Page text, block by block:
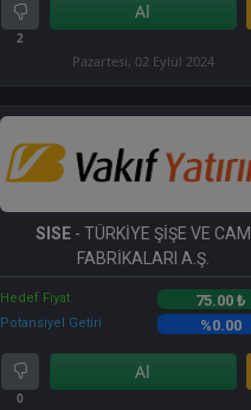
2
Al
Pazartesi, 02 Eylül 2024
SISE- TÜRKİYE ŞİŞE VE CAM
FABRİKALARI A.Ş.
Hedef Fiyat 75.00 ₺
Potansiyel Getiri %0.00
0
Al